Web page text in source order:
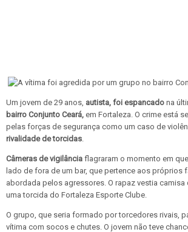
Um jovem de 29 anos, autista, foi espancado na
bairro Conjunto Ceará, em Fortaleza. O crime está
pelas forças de segurança como um caso de
rivalidade de torcidas.
Câmeras de vigilância flagraram o momento em
lado de fora de um bar, que pertence aos próprios
abordada pelos agressores. O rapaz vestia camisa
uma torcida do Fortaleza Esporte Clube.
O grupo, que seria formado por torcedores rivais,
vítima com socos e chutes. O jovem não teve